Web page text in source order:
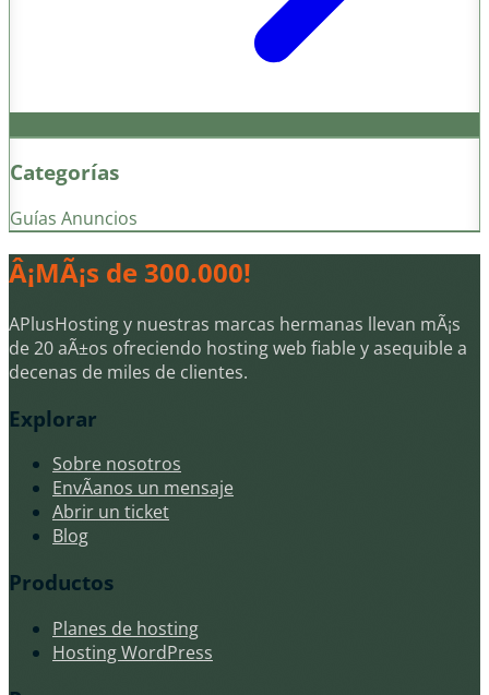
Categorías
Guías Anuncios
Â¡MÃ¡s de 300.000!
APlusHosting y nuestras marcas hermanas llevan mÃ¡s
de 20 aÃ±os ofreciendo hosting web fiable y asequible a
decenas de miles de clientes.
Explorar
Sobre nosotros
EnvÃ­anos un mensaje
Abrir un ticket
Blog
Productos
Planes de hosting
Hosting WordPress